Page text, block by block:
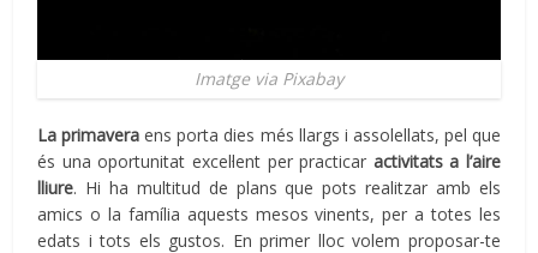
Imatge via Pixabay
La primavera ens porta dies més llargs i assolellats, pel que
és una oportunitat excel·lent per practicar activitats a l’aire
lliure. Hi ha multitud de plans que pots realitzar amb els
amics o la família aquests mesos vinents, per a totes les
edats i tots els gustos. En primer lloc volem proposar-te